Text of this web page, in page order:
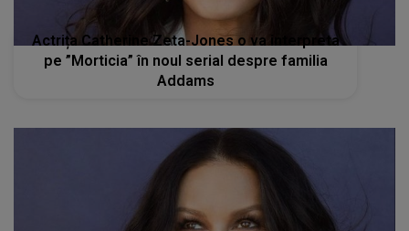
Actrița Catherine Zeta-Jones o va interpreta
pe ”Morticia” în noul serial despre familia
Addams